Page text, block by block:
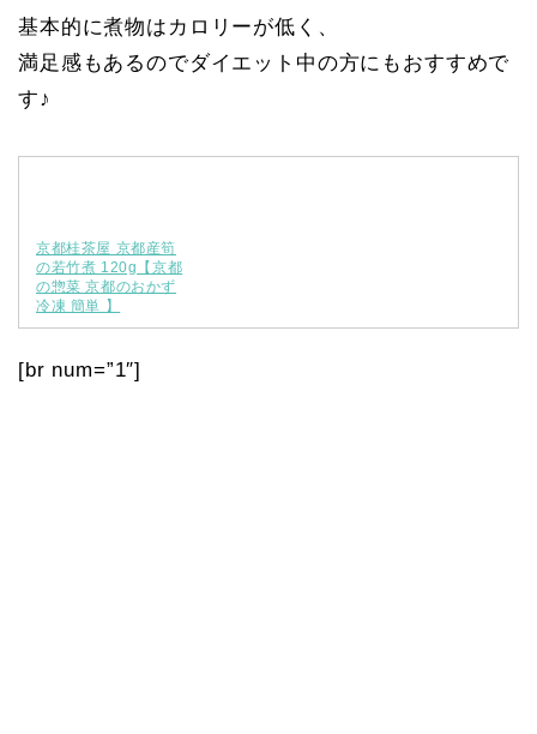
基本的に煮物はカロリーが低く、
満足感もあるのでダイエット中の方にもおすすめで
す♪
京都桂茶屋 京都産筍
の若竹煮 120g【京都
の惣菜 京都のおかず
冷凍 簡単 】
[br num=”1″]